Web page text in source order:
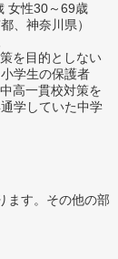
女性30～69歳
、神奈川県）
を目的としない
学生の保護者
高一貫校対策を
学していた中学
ます。その他の部